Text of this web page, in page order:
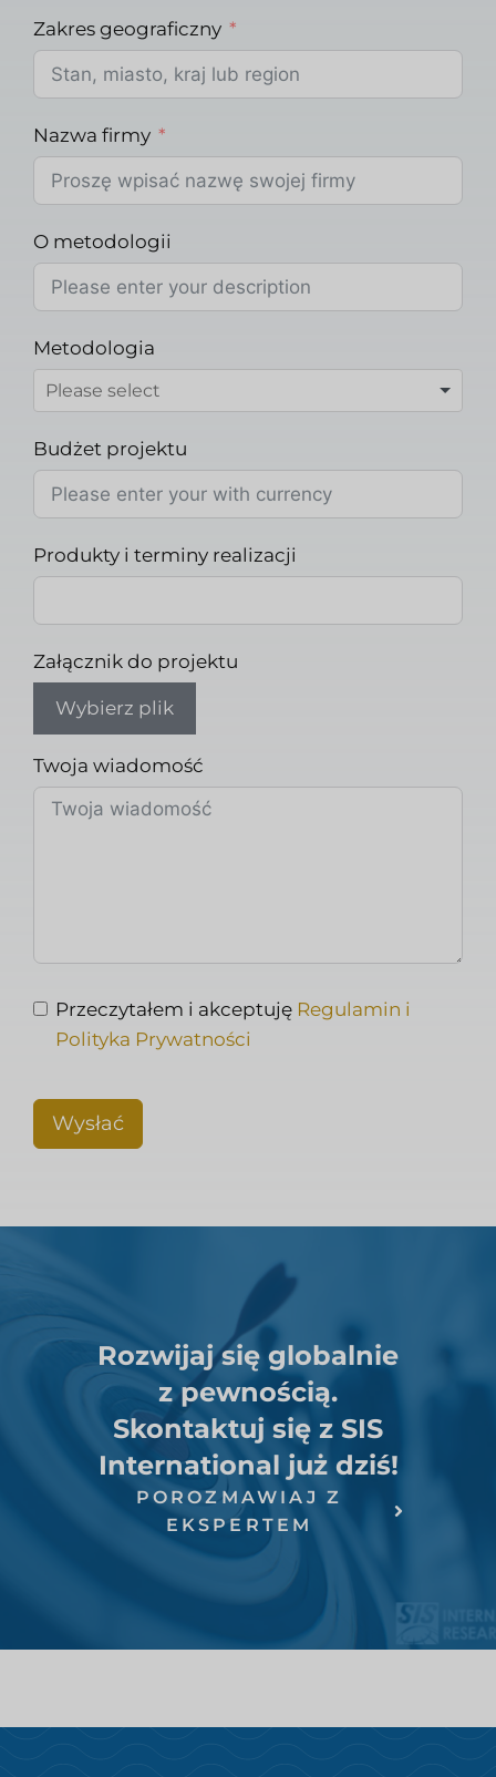
Zakres geograficzny
Nazwa firmy
O metodologii
Metodologia
Budżet projektu
Produkty i terminy realizacji
Załącznik do projektu
Wybierz plik
Twoja wiadomość
Przeczytałem i akceptuję Regulamin i
Polityka Prywatności
Wysłać
Rozwijaj się globalnie
z pewnością.
Skontaktuj się z SIS
International już dziś!
POROZMAWIAJ Z
EKSPERTEM